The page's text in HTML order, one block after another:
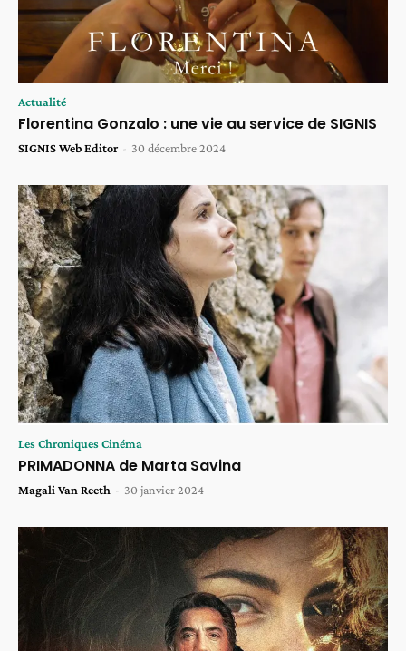
Actualité
Florentina Gonzalo : une vie au service de SIGNIS
SIGNIS Web Editor - 30 décembre 2024
Les Chroniques Cinéma
PRIMADONNA de Marta Savina
Magali Van Reeth - 30 janvier 2024